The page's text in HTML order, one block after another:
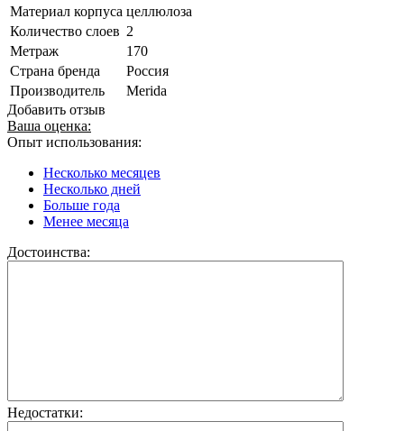
Материал корпуса целлюлоза
Количество слоев 2
Метраж
170
Страна бренда
Россия
Производитель
Merida
Добавить отзыв
Ваша оценка:
Опыт использования:
Несколько месяцев
Несколько дней
Больше года
Менее месяца
Достоинства:
Недостатки: